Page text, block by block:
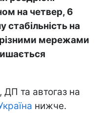
на четвер, 6
стабільність на
мережами
ДП та автогаз на
нижче.